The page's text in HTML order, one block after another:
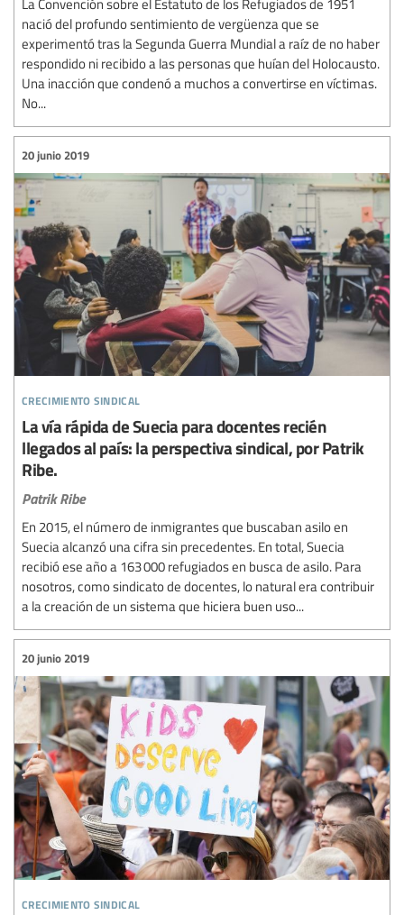
La Convención sobre el Estatuto de los Refugiados de 1951
nació del profundo sentimiento de vergüenza que se
experimentó tras la Segunda Guerra Mundial a raíz de no haber
respondido ni recibido a las personas que huían del Holocausto.
Una inacción que condenó a muchos a convertirse en víctimas.
No...
crecimiento sindical
20 junio 2019
La vía rápida de Suecia para docentes recién
llegados al país: la perspectiva sindical, por Patrik
Ribe.
Patrik Ribe
En 2015, el número de inmigrantes que buscaban asilo en
Suecia alcanzó una cifra sin precedentes. En total, Suecia
recibió ese año a 163 000 refugiados en busca de asilo. Para
nosotros, como sindicato de docentes, lo natural era contribuir
a la creación de un sistema que hiciera buen uso...
crecimiento sindical
20 junio 2019